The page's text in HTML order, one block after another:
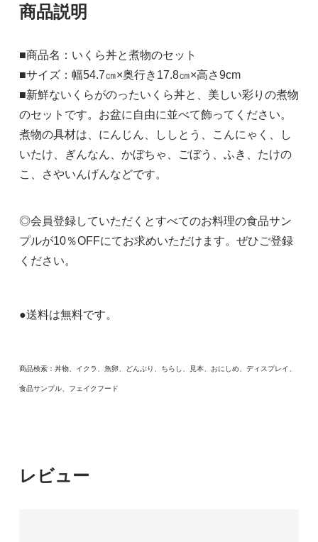
商品説明
■商品名：いくら丼と煮物のセット
■サイズ：幅54.7㎝×奥行き17.8㎝×高さ9cm
■新鮮ないくらがのったいくら丼と、美しい彩りの煮物
のセットです。お盆に自由に並べて飾ってください。
煮物の具材は、にんじん、ししとう、こんにゃく、し
いたけ、ぎんなん、かぼちゃ、ごぼう、ふき、たけの
こ、さやいんげんなどです。
◎会員登録していただくとすべてのお料理の食品サン
プルが10％OFFにてお求めいただけます。ぜひご登録
ください。
●送料は無料です。
商品検索：丼物、イクラ、魚卵、どんぶり、ちらし、見本、おにしめ、ディスプレイ、
食品サンプル、フェイクフード
レビュー